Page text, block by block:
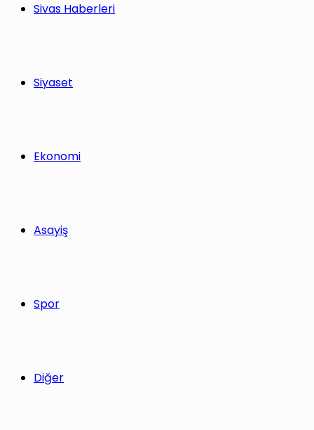
Sivas Haberleri
Siyaset
Ekonomi
Asayiş
Spor
Diğer